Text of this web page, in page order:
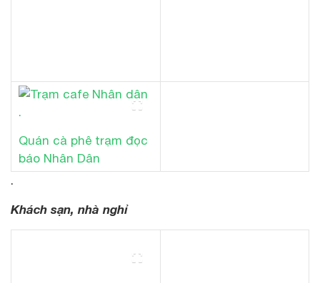
Quán cà phê trạm đọc
báo Nhân Dân
.
Khách sạn, nhà nghỉ